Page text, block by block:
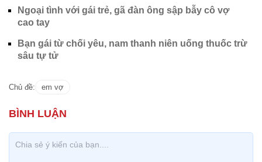
Ngoại tình với gái trẻ, gã đàn ông sập bẫy cô vợ
cao tay
Bạn gái từ chối yêu, nam thanh niên uống thuốc trừ
sâu tự tử
Chủ đề: em vợ